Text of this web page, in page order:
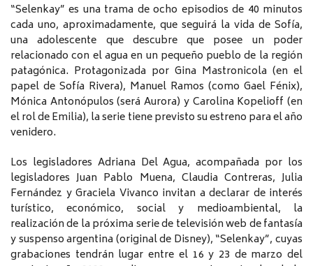
“Selenkay” es una trama de ocho episodios de 40 minutos
cada uno, aproximadamente, que seguirá la vida de Sofía,
una adolescente que descubre que posee un poder
relacionado con el agua en un pequeño pueblo de la región
patagónica. Protagonizada por Gina Mastronicola (en el
papel de Sofía Rivera), Manuel Ramos (como Gael Fénix),
Mónica Antonópulos (será Aurora) y Carolina Kopelioff (en
el rol de Emilia), la serie tiene previsto su estreno para el año
venidero.
Los legisladores Adriana Del Agua, acompañada por los
legisladores Juan Pablo Muena, Claudia Contreras, Julia
Fernández y Graciela Vivanco invitan a declarar de interés
turístico, económico, social y medioambiental, la
realización de la próxima serie de televisión web de fantasía
y suspenso argentina (original de Disney), “Selenkay”, cuyas
grabaciones tendrán lugar entre el 16 y 23 de marzo del